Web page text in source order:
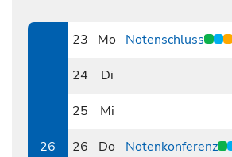
26
23
Mo Notenschluss
24
Di
25
Mi
26
Do Notenkonferenz